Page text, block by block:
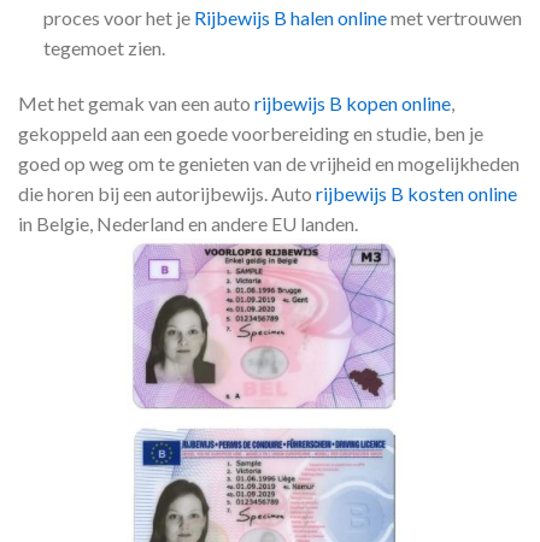
proces voor het je Rijbewijs B halen onlinemet vertrouwen
tegemoet zien.
Met het gemak van een auto rijbewijs B kopen online
gekoppeld aan een goede voorbereiding en studie, ben je
goed op weg om te genieten van de vrijheid en mogelijkheden
die horen bij een autorijbewijs. Auto rijbewijs B kosten online
in Belgie, Nederland en andere EU landen.